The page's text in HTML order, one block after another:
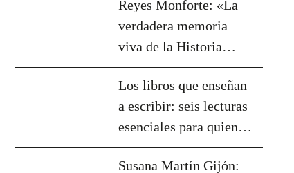
Reyes Monforte: «La
verdadera memoria
viva de la Historia
serán los libros»
Los libros que enseñan
esenciales para quienes
sueñan con contar